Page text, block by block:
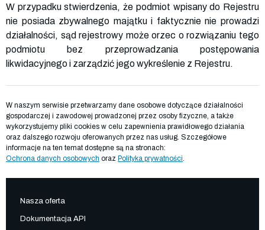
W przypadku stwierdzenia, że podmiot wpisany do Rejestru
nie posiada zbywalnego majątku i faktycznie nie prowadzi
działalności, sąd rejestrowy może orzec o rozwiązaniu tego
podmiotu bez przeprowadzania postępowania
likwidacyjnego i zarządzić jego wykreślenie z Rejestru.
W naszym serwisie przetwarzamy dane osobowe dotyczące działalności
gospodarczej i zawodowej prowadzonej przez osoby fizyczne, a także
wykorzystujemy pliki cookies w celu zapewnienia prawidłowego działania
oraz dalszego rozwoju oferowanych przez nas usług. Szczegółowe
informacje na ten temat dostępne są na stronach:
Ochrona danych osobowych oraz Polityka prywatności
Nasza oferta
Dokumentacja API